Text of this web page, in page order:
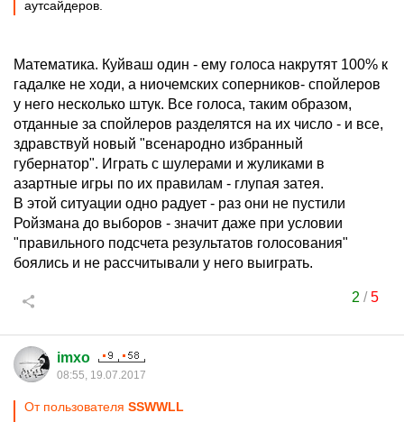
аутсайдеров.
Математика. Куйваш один - ему голоса накрутят 100% к
гадалке не ходи, а ниочемских соперников- спойлеров
у него несколько штук. Все голоса, таким образом,
отданные за спойлеров разделятся на их число - и все,
здравствуй новый "всенародно избранный
губернатор". Играть с шулерами и жуликами в
азартные игры по их правилам - глупая затея.
В этой ситуации одно радует - раз они не пустили
Ройзмана до выборов - значит даже при условии
"правильного подсчета результатов голосования"
боялись и не рассчитывали у него выиграть.
2 /5
imxo
08:55, 19.07.2017
От пользователя SSWWLL